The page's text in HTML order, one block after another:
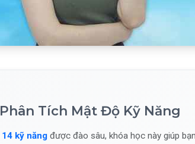
Phân Tích Mật Độ Kỹ Năng
14 kỹ năng được đào sâu, khóa học này giúp